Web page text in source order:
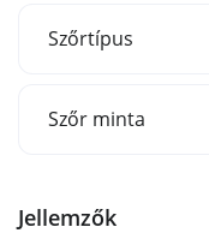
Szőrtípus
Szőr minta
Jellemzők